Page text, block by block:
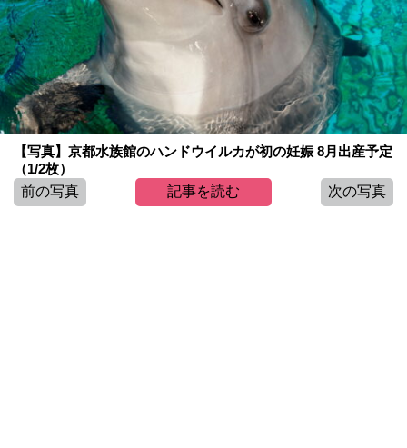
【写真】京都水族館のハンドウイルカが初の妊娠 8月出産予定
（1/2枚）
前の写真
記事を読む 次の写真